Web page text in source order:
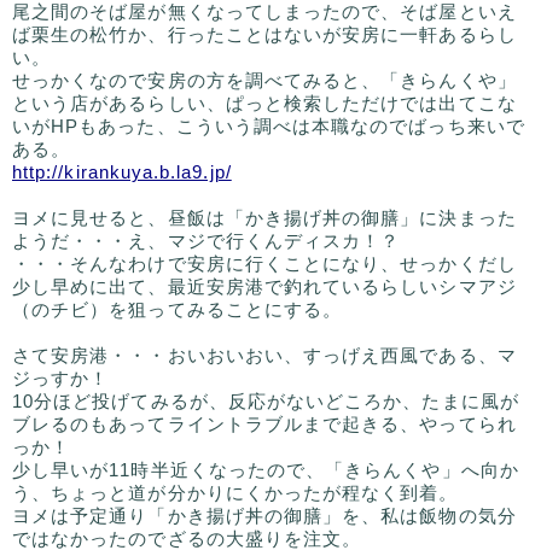
尾之間のそば屋が無くなってしまったので、そば屋といえ
ば栗生の松竹か、行ったことはないが安房に一軒あるらし
い。
せっかくなので安房の方を調べてみると、「きらんくや」
という店があるらしい、ぱっと検索しただけでは出てこな
いがHPもあった、こういう調べは本職なのでばっち来いで
ある。
http://kirankuya.b.la9.jp/
ヨメに見せると、昼飯は「かき揚げ丼の御膳」に決まった
ようだ・・・え、マジで行くんディスカ！？
・・・そんなわけで安房に行くことになり、せっかくだし
少し早めに出て、最近安房港で釣れているらしいシマアジ
（のチビ）を狙ってみることにする。
さて安房港・・・おいおいおい、すっげえ西風である、マ
ジっすか！
10分ほど投げてみるが、反応がないどころか、たまに風が
ブレるのもあってライントラブルまで起きる、やってられ
っか！
少し早いが11時半近くなったので、「きらんくや」へ向か
う、ちょっと道が分かりにくかったが程なく到着。
ヨメは予定通り「かき揚げ丼の御膳」を、私は飯物の気分
ではなかったのでざるの大盛りを注文。